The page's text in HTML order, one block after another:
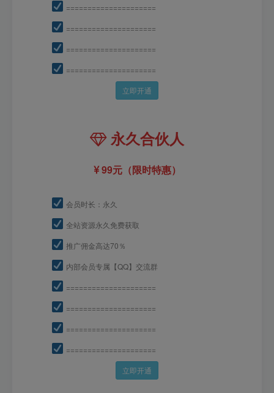
=====================
=====================
=====================
=====================
立即开通
永久合伙人
99元（限时特惠）
会员时长：永久
全站资源永久免费获取
推广佣金高达70％
内部会员专属【QQ】交流群
=====================
=====================
=====================
=====================
立即开通